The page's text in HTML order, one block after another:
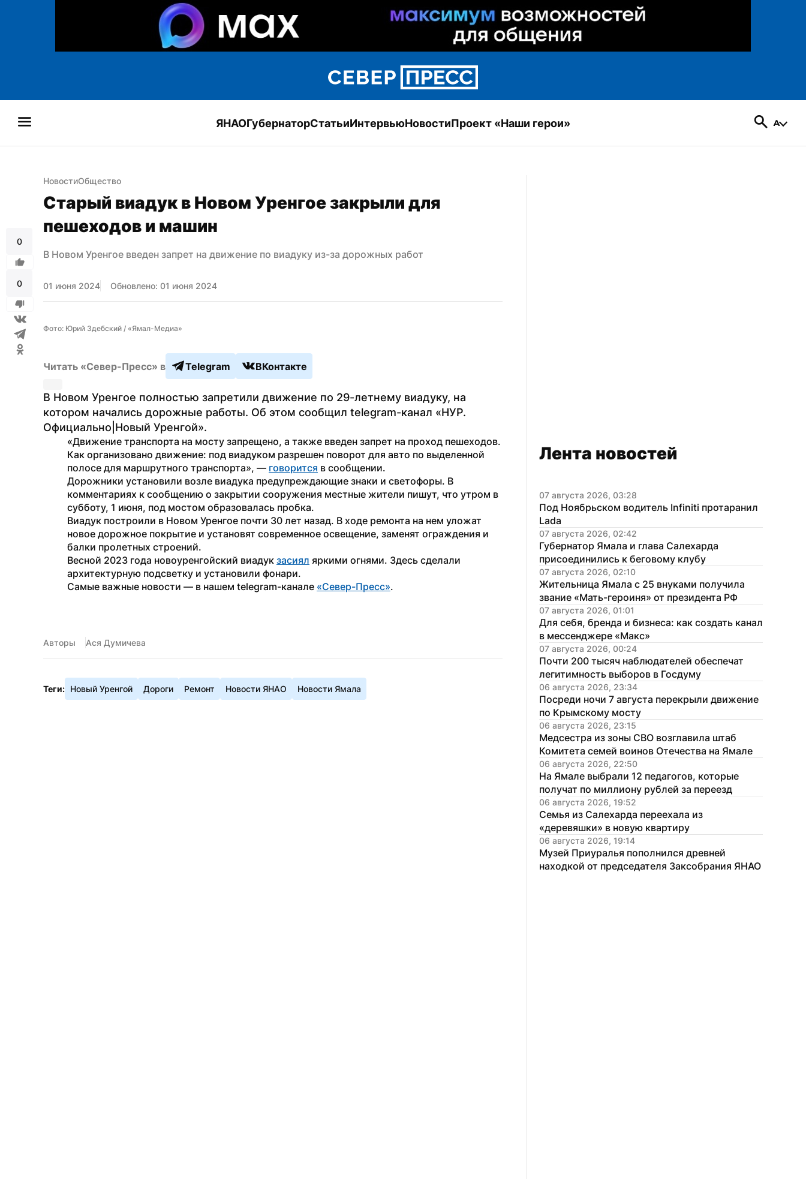
ЯНАОГубернаторСтатьиИнтервьюНовостиПроект «Наши герои»
0
0
НовостиОбщество
Старый виадук в Новом Уренгое закрыли для
пешеходов и машин
В Новом Уренгое введен запрет на движение по виадуку из-за дорожных работ
01 июня 2024 Обновлено: 01 июня 2024
Фото: Юрий Здебский / «Ямал-Медиа»
Читать «Север-Пресс» в Telegram ВКонтакте
В Новом Уренгое полностью запретили движение по 29-летнему виадуку, на
котором начались дорожные работы. Об этом сообщил telegram-канал «НУР.
Официально|Новый Уренгой».
«Движение транспорта на мосту запрещено, а также введен запрет на проход пешеходов.
Как организовано движение: под виадуком разрешен поворот для авто по выделенной
полосе для маршрутного транспорта», — говорится в сообщении.
Дорожники установили возле виадука предупреждающие знаки и светофоры. В
комментариях к сообщению о закрытии сооружения местные жители пишут, что утром в
субботу, 1 июня, под мостом образовалась пробка.
Виадук построили в Новом Уренгое почти 30 лет назад. В ходе ремонта на нем уложат
новое дорожное покрытие и установят современное освещение, заменят ограждения и
балки пролетных строений.
Весной 2023 года новоуренгойский виадук засиял яркими огнями. Здесь сделали
архитектурную подсветку и установили фонари.
Самые важные новости — в нашем telegram-канале «Север-Пресс».
Авторы Ася Думичева
Теги: Новый Уренгой Дороги Ремонт Новости ЯНАО Новости Ямала
Лента новостей
07 августа 2026, 03:28
Под Ноябрьском водитель Infiniti протаранил
Lada
07 августа 2026, 02:42
Губернатор Ямала и глава Салехарда
присоединились к беговому клубу
07 августа 2026, 02:10
Жительница Ямала с 25 внуками получила
звание «Мать-героиня» от президента РФ
07 августа 2026, 01:01
Для себя, бренда и бизнеса: как создать канал
в мессенджере «Макс»
07 августа 2026, 00:24
Почти 200 тысяч наблюдателей обеспечат
легитимность выборов в Госдуму
06 августа 2026, 23:34
Посреди ночи 7 августа перекрыли движение
по Крымскому мосту
06 августа 2026, 23:15
Медсестра из зоны СВО возглавила штаб
Комитета семей воинов Отечества на Ямале
06 августа 2026, 22:50
На Ямале выбрали 12 педагогов, которые
получат по миллиону рублей за переезд
06 августа 2026, 19:52
Семья из Салехарда переехала из
«деревяшки» в новую квартиру
06 августа 2026, 19:14
Музей Приуралья пополнился древней
находкой от председателя Заксобрания ЯНАО